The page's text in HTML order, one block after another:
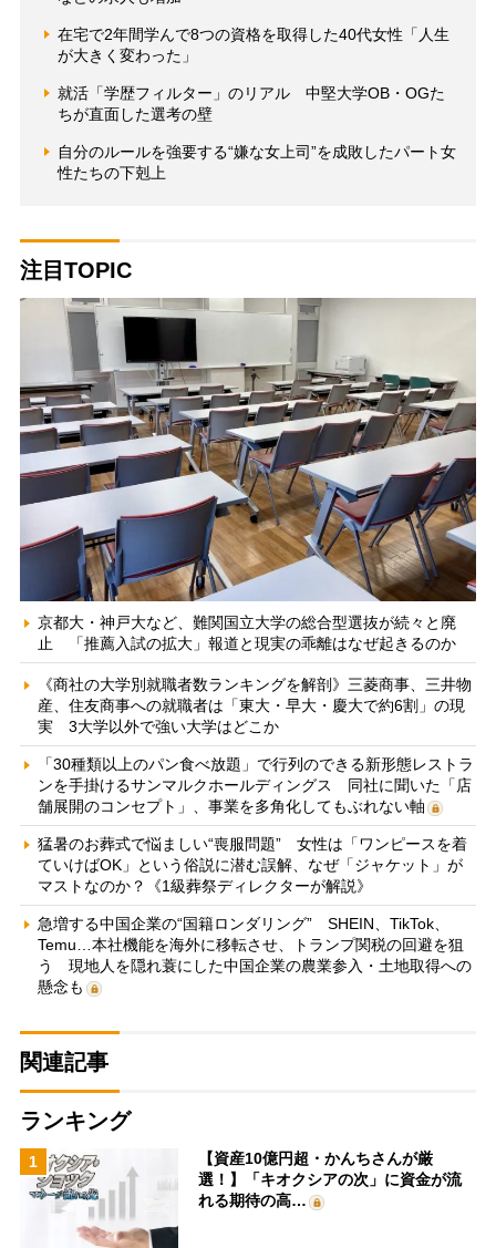
在宅で2年間学んで8つの資格を取得した40代女性「人生
が大きく変わった」
就活「学歴フィルター」のリアル 中堅大学OB・OGた
ちが直面した選考の壁
自分のルールを強要する“嫌な女上司”を成敗したパート女
性たちの下剋上
注目TOPIC
京都大・神戸大など、難関国立大学の総合型選抜が続々と廃
止 「推薦入試の拡大」報道と現実の乖離はなぜ起きるのか
《商社の大学別就職者数ランキングを解剖》三菱商事、三井物
産、住友商事への就職者は「東大・早大・慶大で約6割」の現
実 3大学以外で強い大学はどこか
「30種類以上のパン食べ放題」で行列のできる新形態レストラ
ンを手掛けるサンマルクホールディングス 同社に聞いた「店
舗展開のコンセプト」、事業を多角化してもぶれない軸
猛暑のお葬式で悩ましい“喪服問題” 女性は「ワンピースを着
ていけばOK」という俗説に潜む誤解、なぜ「ジャケット」が
マストなのか？《1級葬祭ディレクターが解説》
急増する中国企業の“国籍ロンダリング” SHEIN、TikTok、
Temu…本社機能を海外に移転させ、トランプ関税の回避を狙
う 現地人を隠れ蓑にした中国企業の農業参入・土地取得への
懸念も
関連記事
ランキング
1
【資産10億円超・かんちさんが厳
選！】「キオクシアの次」に資金が流
れる期待の高…